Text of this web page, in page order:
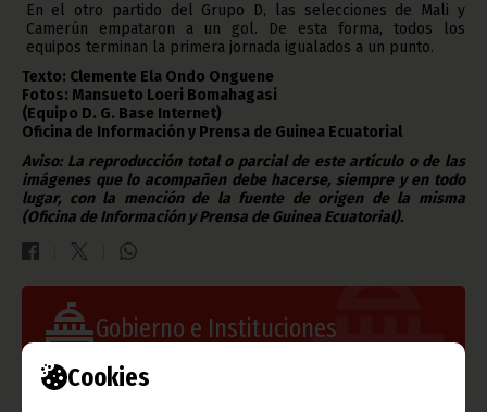
Cookies
En el otro partido del Grupo D, las selecciones de Mali y
Camerún empataron a un gol. De esta forma, todos los
equipos terminan la primera jornada igualados a un punto.
Texto: Clemente Ela Ondo Onguene
Fotos: Mansueto Loeri Bomahagasi
(Equipo D. G. Base Internet)
Oficina de Información y Prensa de Guinea Ecuatorial
Aviso: La reproducción total o parcial de este artículo o de las
imágenes que lo acompañen debe hacerse, siempre y en todo
lugar, con la mención de la fuente de origen de la misma
(Oficina de Información y Prensa de Guinea Ecuatorial).
Gobierno e Instituciones